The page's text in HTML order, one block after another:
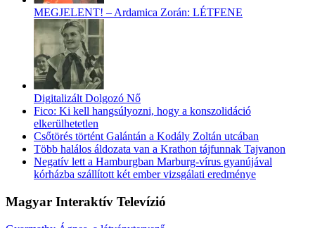
MEGJELENT! – Ardamica Zorán: LÉTFENE
Digitalizált Dolgozó Nő
Fico: Ki kell hangsúlyozni, hogy a konszolidáció
elkerülhetetlen
Csőtörés történt Galántán a Kodály Zoltán utcában
Több halálos áldozata van a Krathon tájfunnak Tajvanon
Negatív lett a Hamburgban Marburg-vírus gyanújával
kórházba szállított két ember vizsgálati eredménye
Magyar Interaktív Televízió